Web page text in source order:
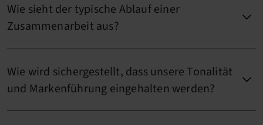
Wie sieht der typische Ablauf einer
Zusammenarbeit aus?
Wie wird sichergestellt, dass unsere Tonalität
und Markenführung eingehalten werden?